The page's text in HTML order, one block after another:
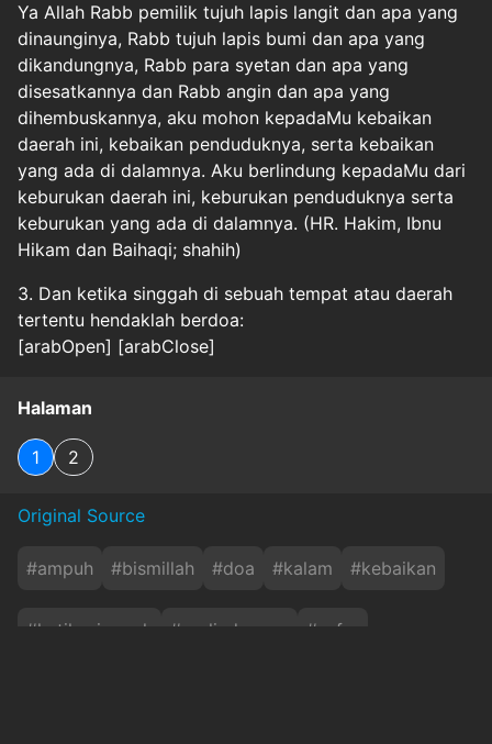
Ya Allah Rabb pemilik tujuh lapis langit dan apa yang
dinaunginya, Rabb tujuh lapis bumi dan apa yang
dikandungnya, Rabb para syetan dan apa yang
disesatkannya dan Rabb angin dan apa yang
dihembuskannya, aku mohon kepadaMu kebaikan
daerah ini, kebaikan penduduknya, serta kebaikan
yang ada di dalamnya. Aku berlindung kepadaMu dari
keburukan daerah ini, keburukan penduduknya serta
keburukan yang ada di dalamnya. (HR. Hakim, Ibnu
Hikam dan Baihaqi; shahih)
3. Dan ketika singgah di sebuah tempat atau daerah
tertentu hendaklah berdoa:
[arabOpen] [arabClose]
Halaman
1 2
Original Source
#ampuh #bismillah #doa #kalam #kebaikan
#ketikasinggah # perlindungan # safar